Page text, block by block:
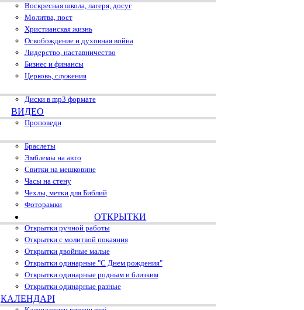
Воскресная школа, лагеря, досуг
Молитва, пост
Христианская жизнь
Освобождение и духовная война
Лидерство, наставничество
Бизнес и финансы
Церковь, служения
Диски в mp3 формате
ВИДЕО
Проповеди
Браслеты
Эмблемы на авто
Свитки на мешковине
Часы на стену
Чехлы, метки для Библий
Фоторамки
ОТКРЫТКИ
Открытки ручной работы
Открытки с молитвой покаяния
Открытки двойные малые
Открытки одинарные "С Днем рождения"
Открытки одинарные родным и близким
Открытки одинарные разные
КАЛЕНДАРІ